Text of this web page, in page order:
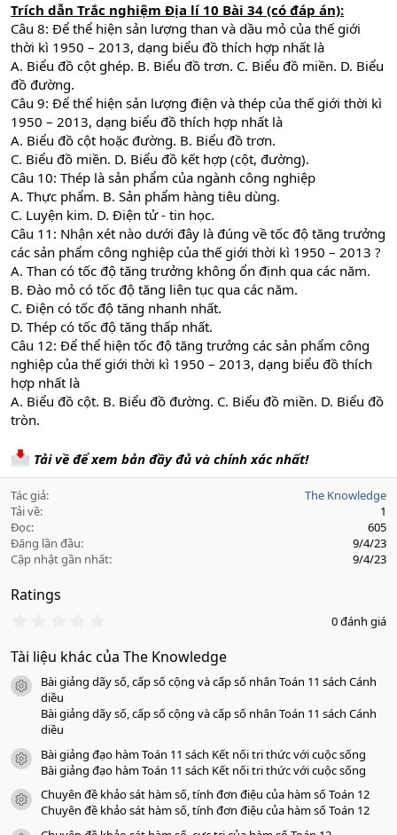
Trích dẫn Trắc nghiệm Địa lí 10 Bài 34 (có đáp án):
Câu 8: Để thể hiện sản lượng than và dầu mỏ của thế giới
thời kì 1950 – 2013, dạng biểu đồ thích hợp nhất là
A. Biểu đồ cột ghép. B. Biểu đồ trơn. C. Biểu đồ miền. D. Biểu
đồ đường.
Câu 9: Để thể hiện sản lượng điện và thép của thế giới thời kì
1950 – 2013, dạng biểu đồ thích hợp nhất là
A. Biểu đồ cột hoặc đường. B. Biểu đồ trơn.
C. Biểu đồ miền. D. Biểu đồ kết hợp (cột, đường).
Câu 10: Thép là sản phẩm của ngành công nghiệp
A. Thực phẩm. B. Sản phẩm hàng tiêu dùng.
C. Luyện kim. D. Điện tử - tin học.
Câu 11: Nhận xét nào dưới đây là đúng về tốc độ tăng trưởng
các sản phẩm công nghiệp của thế giới thời kì 1950 – 2013 ?
A. Than có tốc độ tăng trưởng không ổn định qua các năm.
B. Đào mỏ có tốc độ tăng liên tục qua các năm.
C. Điện có tốc độ tăng nhanh nhất.
D. Thép có tốc độ tăng thấp nhất.
Câu 12: Để thể hiện tốc độ tăng trưởng các sản phẩm công
nghiệp của thế giới thời kì 1950 – 2013, dạng biểu đồ thích
hợp nhất là
A. Biểu đồ cột. B. Biểu đồ đường. C. Biểu đồ miền. D. Biểu đồ
tròn.
Tải về để xem bản đầy đủ và chính xác nhất!
Tác giả
The Knowledge
Tải về
1
Đọc
605
Đăng lần đầu
9/4/23
Cập nhật gần nhất
9/4/23
Ratings
0
0
a
0 đánh giá
Tài liệu khác của The Knowledge
icon tài liệu
Bài giảng dãy số, cấp số cộng và cấp số nhân Toán 11 sách Cánh
diều
Bài giảng dãy số, cấp số cộng và cấp số nhân Toán 11 sách Cánh
diều
icon tài liệu
Bài giảng đạo hàm Toán 11 sách Kết nối tri thức với cuộc sống
Bài giảng đạo hàm Toán 11 sách Kết nối tri thức với cuộc sống
icon tài liệu
Chuyên đề khảo sát hàm số, tính đơn điệu của hàm số Toán 12
Chuyên đề khảo sát hàm số, tính đơn điệu của hàm số Toán 12